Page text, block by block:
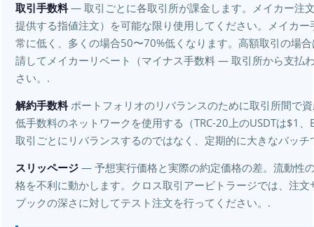
取引手数料— 取引ごとに各取引所が課金します。メイカー注
提供する指値注文）を可能な限り使用してください。メイカ
常に低く、多くの場合50〜70%低くなります。高額取引の場
請してメイカーリベート（マイナス手数料 — 取引所から支払
さい。.
解約手数料ポートフォリオのリバランスのために取引所間で
低手数料のネットワークを使用する（TRC-20上のUSDTは$1
取引ごとにリバランスするのではなく、定期的に大きなバッ
スリッページ — 予想実行価格と実際の約定価格の差。流動性
格を不利に動かします。クロス取引アービトラージでは、注
ブックの深さに対してテスト注文を行ってください。.